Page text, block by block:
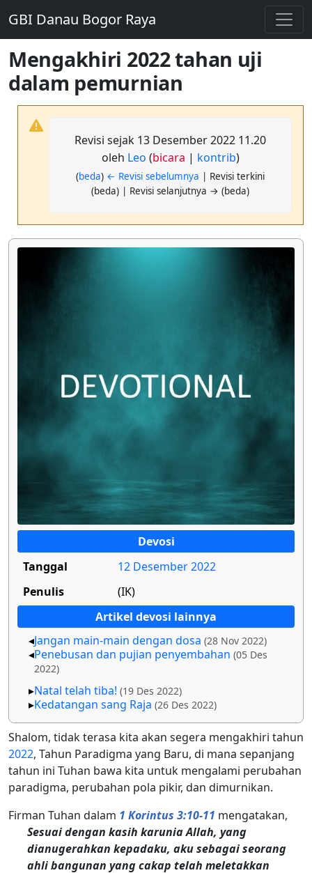
GBI Danau Bogor Raya
Mengakhiri 2022 tahan uji
dalam pemurnian
Revisi sejak 13 Desember 2022 11.20
oleh Leo (bicara | kontrib)
(beda) ← Revisi sebelumnya | Revisi terkini
(beda) | Revisi selanjutnya → (beda)
Devosi
Tanggal
12 Desember 2022
Penulis
(IK)
Artikel devosi lainnya
Jangan main-main dengan dosa (28 Nov 2022)
Penebusan dan pujian penyembahan (05 Des
2022)
Natal telah tiba! (19 Des 2022)
Kedatangan sang Raja (26 Des 2022)
Shalom, tidak terasa kita akan segera mengakhiri tahun
2022, Tahun Paradigma yang Baru, di mana sepanjang
tahun ini Tuhan bawa kita untuk mengalami perubahan
paradigma, perubahan pola pikir, dan dimurnikan.
Firman Tuhan dalam 1 Korintus 3:10-11 mengatakan,
Sesuai dengan kasih karunia Allah, yang
dianugerahkan kepadaku, aku sebagai seorang
ahli bangunan yang cakap telah meletakkan